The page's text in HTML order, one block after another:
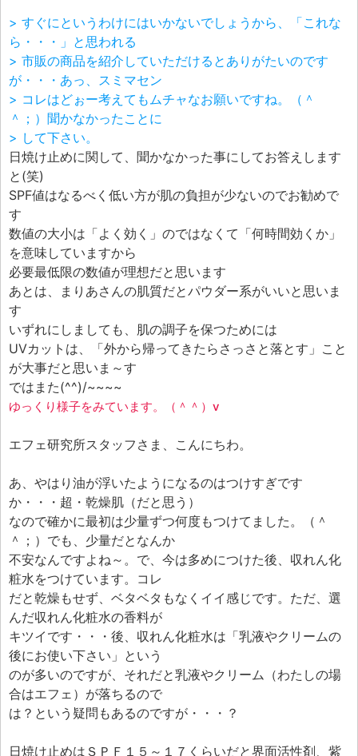
> すぐにというわけにはいかないでしょうから、「これな
ら・・・」と思われる
> 市販の商品を紹介していただけるとありがたいのです
が・・・あっ、スミマセン
> コレはどぉー考えてもムチャなお願いですね。（＾
＾；）聞かなかったことに
> して下さい。
日焼け止めに関して、聞かなかった事にしてお答えします
と(笑)
SPF値はなるべく低い方が肌の負担が少ないのでお勧めで
す
数値の大小は「よく効く」のではなくて「何時間効くか」
を意味していますから
必要最低限の数値が理想だと思います
あとは、まりあさんの肌質だとパウダー系がいいと思いま
す
いずれにしましても、肌の調子を保つためには
UVカットは、「外から帰ってきたらさっさと落とす」こと
が大事だと思いま～す
ではまた(^^)/~~~~
ゆっくり様子をみています。（＾＾）v
エフェ研究所スタッフさま、こんにちわ。
あ、やはり油が浮いたようになるのはつけすぎです
か・・・超・乾燥肌（だと思う）
なので確かに最初は少量ずつ何度もつけてました。（＾
＾；）でも、少量だとなんか
不安なんですよね～。で、今は多めにつけた後、収れん化
粧水をつけています。コレ
だと乾燥もせず、ベタベタもなくイイ感じです。ただ、選
んだ収れん化粧水の香料が
キツイです・・・後、収れん化粧水は「乳液やクリームの
後にお使い下さい」という
のが多いのですが、それだと乳液やクリーム（わたしの場
合はエフェ）が落ちるので
は？という疑問もあるのですが・・・？
日焼け止めはＳＰＦ１５～１７くらいだと界面活性剤、紫